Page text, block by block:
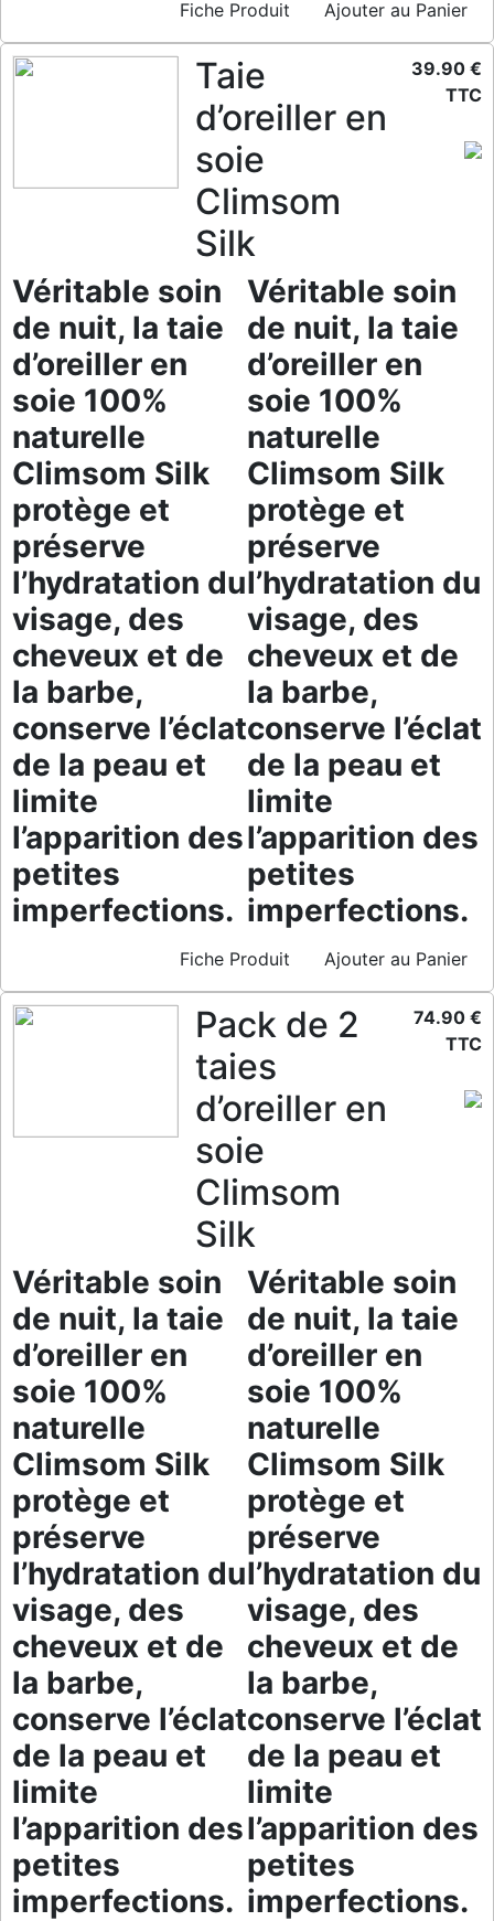
Fiche Produit Ajouter au Panier
Taie
d’oreiller en
soie
Climsom
Silk
Véritable soin
de nuit, la taie
d’oreiller en
soie 100%
naturelle
Climsom Silk
protège et
préserve
l’hydratation du
visage, des
cheveux et de
la barbe,
conserve l’éclat
de la peau et
limite
l’apparition des
petites
imperfections.
Véritable soin
de nuit, la taie
d’oreiller en
soie 100%
naturelle
Climsom Silk
protège et
préserve
l’hydratation du
visage, des
cheveux et de
la barbe,
conserve l’éclat
de la peau et
limite
l’apparition des
petites
imperfections.
39.90 €
TTC
Fiche Produit Ajouter au Panier
Pack de 2
taies
d’oreiller en
soie
Climsom
Silk
Véritable soin
de nuit, la taie
d’oreiller en
soie 100%
naturelle
Climsom Silk
protège et
préserve
l’hydratation du
visage, des
cheveux et de
la barbe,
conserve l’éclat
de la peau et
limite
l’apparition des
petites
imperfections.
Véritable soin
de nuit, la taie
d’oreiller en
soie 100%
naturelle
Climsom Silk
protège et
préserve
l’hydratation du
visage, des
cheveux et de
la barbe,
conserve l’éclat
de la peau et
limite
l’apparition des
petites
imperfections.
74.90 €
TTC